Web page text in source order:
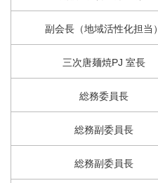
副会長（地域活性化担当）
三次唐麺焼PJ 室長
総務委員長
総務副委員長
総務副委員長